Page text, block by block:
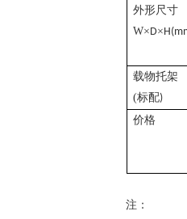
外形尺寸
W×D×
载物托架
(标配)
价格
注：